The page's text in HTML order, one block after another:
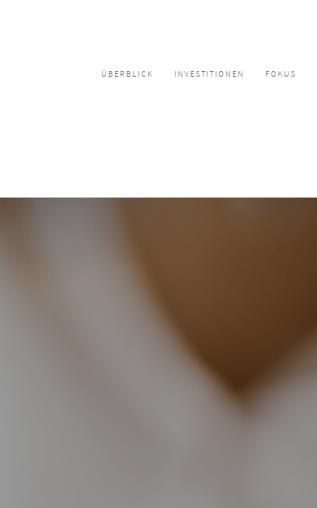
ÜBERBLICK INVESTITIONEN FOKUS